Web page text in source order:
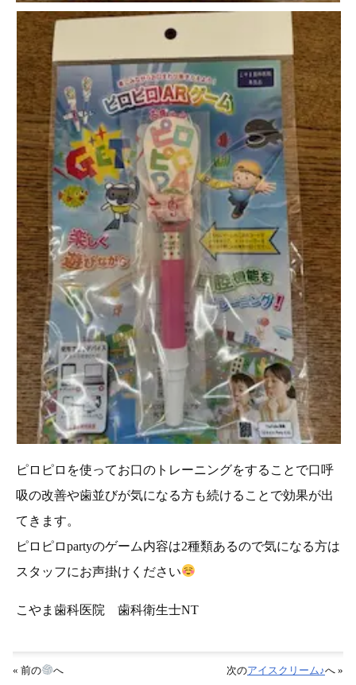
ピロピロを使ってお口のトレーニングをすることで口呼
吸の改善や歯並びが気になる方も続けることで効果が出
てきます。
ピロピロpartyのゲーム内容は2種類あるので気になる方は
スタッフにお声掛けください
こやま歯科医院 歯科衛生士NT
« 前の へ 次のアイスクリーム♪へ »